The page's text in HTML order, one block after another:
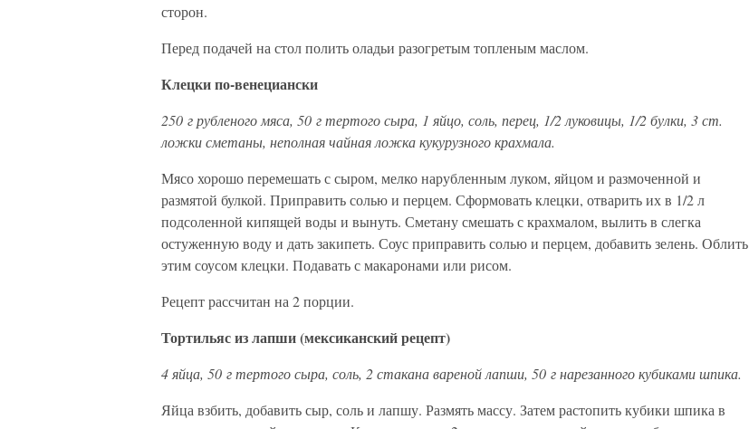
сторон.
Перед подачей на стол полить оладьи разогретым топленым маслом.
Клецки по-венециански
250 г рубленого мяса, 50 г тертого сыра, 1 яйцо, соль, перец, 1/2 луковицы, 1/2 булки, 3 ст.
ложки сметаны, неполная чайная ложка кукурузного крахмала.
Мясо хорошо перемешать с сыром, мелко нарубленным луком, яйцом и размоченной и
размятой булкой. Приправить солью и перцем. Сформовать клецки, отварить их в 1/2 л
подсоленной кипящей воды и вынуть. Сметану смешать с крахмалом, вылить в слегка
остуженную воду и дать закипеть. Соус приправить солью и перцем, добавить зелень. Облить
этим соусом клецки. Подавать с макаронами или рисом.
Рецепт рассчитан на 2 порции.
Тортильяс из лапши (мексиканский рецепт)
4 яйца, 50 г тертого сыра, соль, 2 стакана вареной лапши, 50 г нарезанного кубиками шпика.
Яйца взбить, добавить сыр, соль и лапшу. Размять массу. Затем растопить кубики шпика в